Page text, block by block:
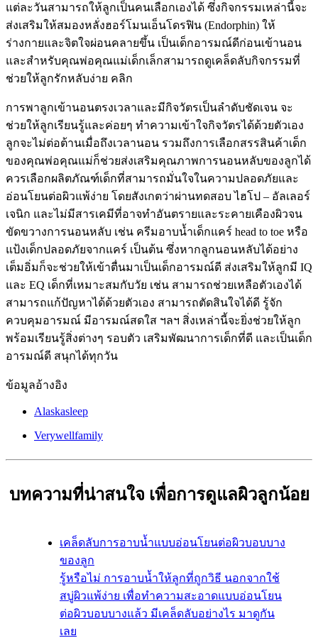
แต่ละวันสามารถให้ลูกเป็นคนเลือกเองได้ ซึ่งกิจกรรมเหล่านี้จะ
ส่งเสริมให้สมองหลั่งฮอร์โมนเอ็นโดรฟิน (Endorphin) ให้
ร่างกายและจิตใจผ่อนคลายขึ้น เป็นเด็กอารมณ์ดีก่อนเข้านอน
และสำหรับคุณพ่อคุณแม่เด็กเล็กสามารถดูเคล็ดลับกิจกรรมที่
ช่วยให้ลูกรักหลับง่าย คลิก
การพาลูกเข้านอนตรงเวลาและมีกิจวัตรเป็นลำดับชัดเจน จะ
ช่วยให้ลูกเรียนรู้และค่อยๆ ทำความเข้าใจกิจวัตรได้ด้วยตัวเอง
ลูกจะไม่ต่อต้านเมื่อถึงเวลานอน รวมถึงการเลือกสรรสินค้าเด็ก
ของคุณพ่อคุณแม่ก็ช่วยส่งเสริมคุณภาพการนอนหลับของลูกได้
ควรเลือกผลิตภัณฑ์เด็กที่สามารถมั่นใจในความปลอดภัยและ
อ่อนโยนต่อผิวแพ้ง่าย โดยสังเกตว่าผ่านทดสอบ ไฮโป – อัลเลอร์
เจนิก และไม่มีสารเคมีที่อาจทำอันตรายและระคายเคืองผิวจน
ขัดขวางการนอนหลับ เช่น ครีมอาบน้ำเด็กแคร์ head to toe หรือ
แป้งเด็กปลอดภัยจากแคร์ เป็นต้น ซึ่งหากลูกนอนหลับได้อย่าง
เต็มอิ่มก็จะช่วยให้เข้าตื่นมาเป็นเด็กอารมณ์ดี ส่งเสริมให้ลูกมี IQ
และ EQ เด็กที่เหมาะสมกับวัย เช่น สามารถช่วยเหลือตัวเองได้
สามารถแก้ปัญหาได้ด้วยตัวเอง สามารถตัดสินใจได้ดี รู้จัก
ควบคุมอารมณ์ มีอารมณ์สดใส ฯลฯ สิ่งเหล่านี้จะยิ่งช่วยให้ลูก
พร้อมเรียนรู้สิ่งต่างๆ รอบตัว เสริมพัฒนาการเด็กที่ดี และเป็นเด็ก
อารมณ์ดี สนุกได้ทุกวัน
ข้อมูลอ้างอิง
Alaskasleep
Verywellfamily
บทความที่น่าสนใจ เพื่อการดูแลผิวลูกน้อย
เคล็ดลับการอาบน้ำแบบอ่อนโยนต่อผิวบอบบาง
ของลูก
รู้หรือไม่ การอาบน้ำให้ลูกที่ถูกวิธี นอกจากใช้
สบู่ผิวแพ้ง่าย เพื่อทำความสะอาดแบบอ่อนโยน
ต่อผิวบอบบางแล้ว มีเคล็ดลับอย่างไร มาดูกัน
เลย